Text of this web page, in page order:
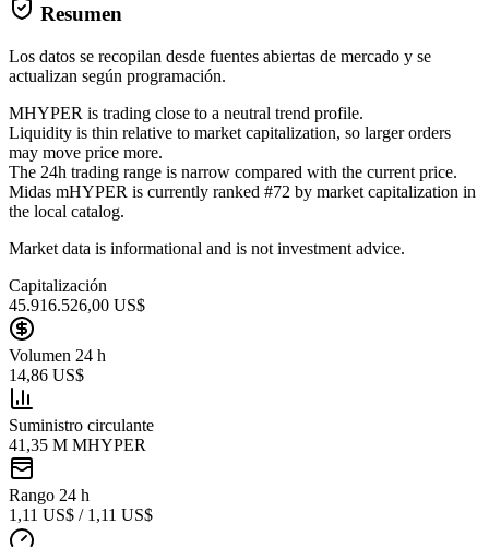
Resumen
Los datos se recopilan desde fuentes abiertas de mercado y se
actualizan según programación.
MHYPER is trading close to a neutral trend profile.
Liquidity is thin relative to market capitalization, so larger orders
may move price more.
The 24h trading range is narrow compared with the current price.
Midas mHYPER is currently ranked #72 by market capitalization in
the local catalog.
Market data is informational and is not investment advice.
Capitalización
45.916.526,00 US$
Volumen 24 h
14,86 US$
Suministro circulante
41,35 M MHYPER
Rango 24 h
1,11 US$ / 1,11 US$